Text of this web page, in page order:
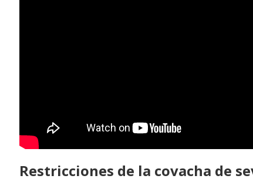
Restricciones de la covacha de